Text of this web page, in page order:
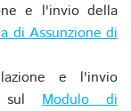
e l'invio della
di Assunzione di
e l'invio
sul Modulo di